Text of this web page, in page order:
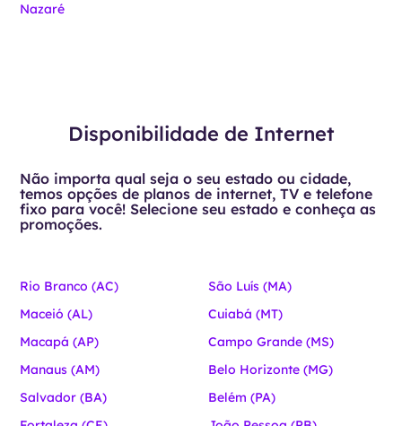
Nazaré
Disponibilidade de Internet
Não importa qual seja o seu estado ou cidade,
temos opções de planos de internet, TV e telefone
fixo para você! Selecione seu estado e conheça as
promoções.
Rio Branco (AC)
Maceió (AL)
Macapá (AP)
Manaus (AM)
Salvador (BA)
São Luís (MA)
Cuiabá (MT)
Campo Grande (MS)
Belo Horizonte (MG)
Belém (PA)